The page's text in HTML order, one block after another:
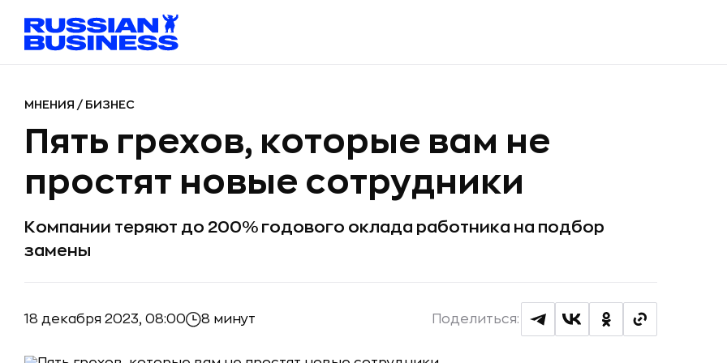
МНЕНИЯ / БИЗНЕС
Пять грехов, которые вам не
простят новые сотрудники
Компании теряют до 200% годового оклада работника на подбор
замены
18 декабря 2023, 08:00 8 минут Поделиться: